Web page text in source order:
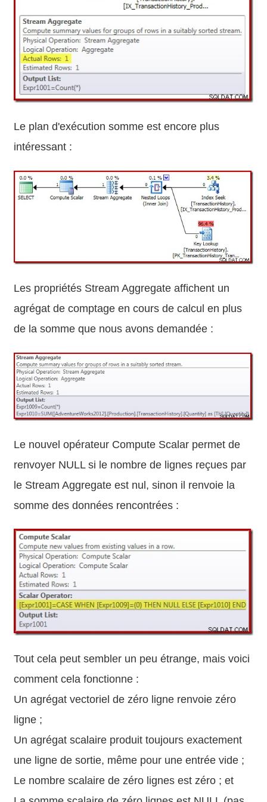
Le plan d'exécution somme est encore plus
intéressant :
Les propriétés Stream Aggregate affichent un
agrégat de comptage en cours de calcul en plus
de la somme que nous avons demandée :
Le nouvel opérateur Compute Scalar permet de
renvoyer NULL si le nombre de lignes reçues par
le Stream Aggregate est nul, sinon il renvoie la
somme des données rencontrées :
Tout cela peut sembler un peu étrange, mais voici
comment cela fonctionne :
Un agrégat vectoriel de zéro ligne renvoie zéro
ligne ;
Un agrégat scalaire produit toujours exactement
une ligne de sortie, même pour une entrée vide ;
Le nombre scalaire de zéro lignes est zéro ; et